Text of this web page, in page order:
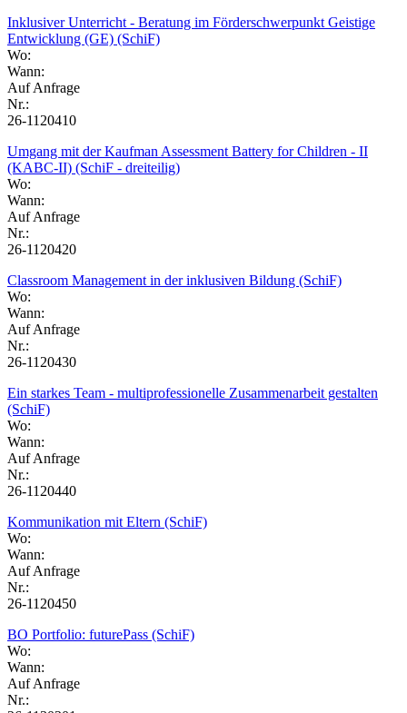
Inklusiver Unterricht - Beratung im Förderschwerpunkt Geistige
Entwicklung (GE) (SchiF)
Wo:
Wann:
Auf Anfrage
Nr.:
26-1120410
Umgang mit der Kaufman Assessment Battery for Children - II
(KABC-II) (SchiF - dreiteilig)
Wo:
Wann:
Auf Anfrage
Nr.:
26-1120420
Classroom Management in der inklusiven Bildung (SchiF)
Wo:
Wann:
Auf Anfrage
Nr.:
26-1120430
Ein starkes Team - multiprofessionelle Zusammenarbeit gestalten
(SchiF)
Wo:
Wann:
Auf Anfrage
Nr.:
26-1120440
Kommunikation mit Eltern (SchiF)
Wo:
Wann:
Auf Anfrage
Nr.:
26-1120450
BO Portfolio: futurePass (SchiF)
Wo:
Wann:
Auf Anfrage
Nr.: